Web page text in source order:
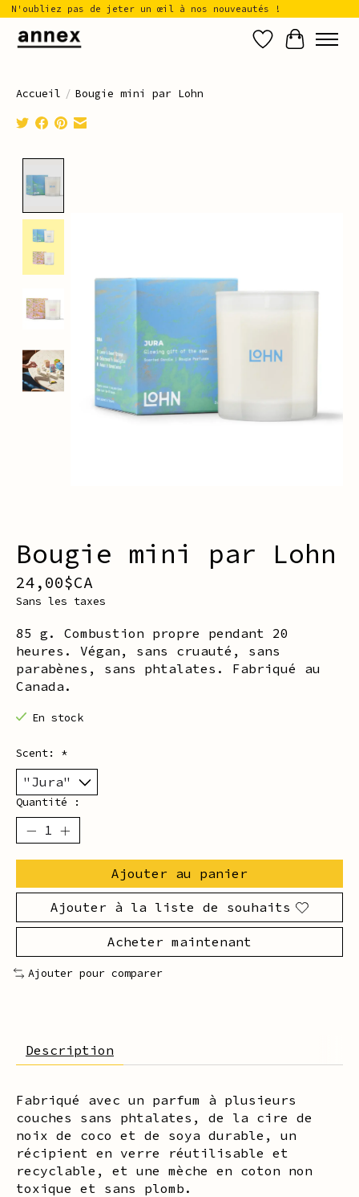
N'oubliez pas de jeter un œil à nos nouveautés !
Liste de
Panier
Accueil / Bougie mini par Lohn
Bougie mini par Lohn
24,00$CA
Sans les taxes
85 g. Combustion propre pendant 20
heures. Végan, sans cruauté, sans
parabènes, sans phtalates. Fabriqué au
Canada.
En stock
Scent: *
Quantité :
Ajouter au panier
Ajouter à la liste de souhaits
Acheter maintenant
Ajouter pour comparer
Description
Fabriqué avec un parfum à plusieurs
couches sans phtalates, de la cire de
noix de coco et de soya durable, un
récipient en verre réutilisable et
recyclable, et une mèche en coton non
toxique et sans plomb.